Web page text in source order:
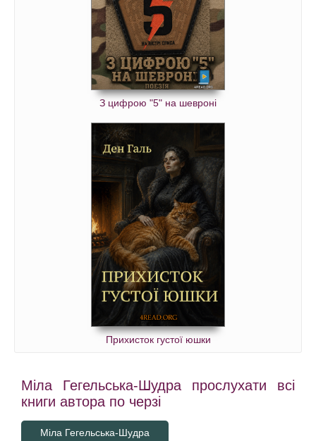
З цифрою "5" на шевроні
Прихисток густої юшки
Міла Гегельська-Шудра прослухати всі
книги автора по черзі
Міла Гегельська-Шудра